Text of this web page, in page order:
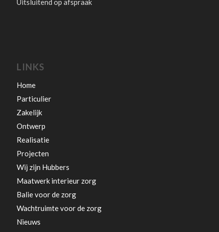
Uitsluitend op afspraak
LINKS
Home
Particulier
Zakelijk
Ontwerp
Realisatie
Projecten
Wij zijn Hubbers
Maatwerk interieur zorg
Balie voor de zorg
Wachtruimte voor de zorg
Nieuws